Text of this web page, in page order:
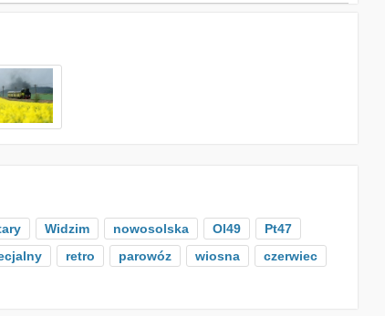
Widzim nowosolska Ol49
Pt47
retro parowóz wiosna
czerwiec